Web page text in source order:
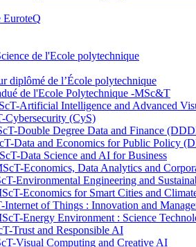
de l'Ecole polytechnique
diplômé de l’École polytechnique
de l'Ecole Polytechnique -MSc&T
Artificial Intelligence and Advanced
Cybersecurity (CyS)
Double Degree Data and Finance
Data and Economics for Public Policy
Data Science and AI for Business
Economics, Data Analytics and
Environmental Engineering and
Economics for Smart Cities and
of Things : Innovation and
Energy Environment : Science
Trust and Responsible AI
Visual Computing and Creative AI